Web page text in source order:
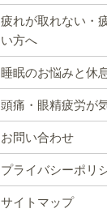
疲れが取れない・
い方へ
睡眠のお悩みと休
頭痛・眼精疲労が
お問い合わせ
プライバシーポリ
サイトマップ